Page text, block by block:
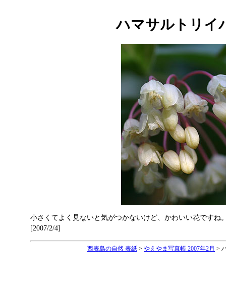
ハマサルトリイ
小さくてよく見ないと気がつかないけど、かわいい花ですね
[2007/2/4]
西表島の自然 表紙 > やえやま写真帳 2007年2月 >